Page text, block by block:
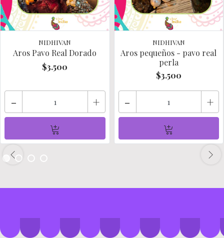
NIDHIVAN
Aros Pavo Real Dorado
$3.500
- +
NIDHIVAN
Aros pequeños - pavo real
perla
$3.500
- +